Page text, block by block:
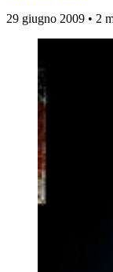
29 giugno 2009 • 2